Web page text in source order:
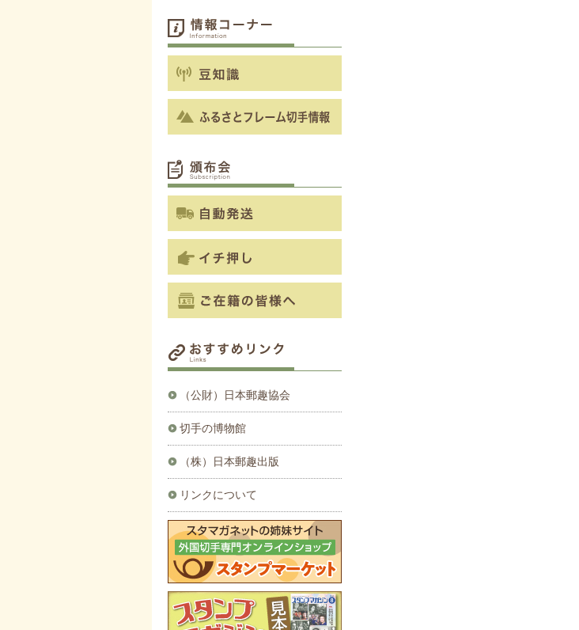
（公財）日本郵趣協会
切手の博物館
（株）日本郵趣出版
リンクについて